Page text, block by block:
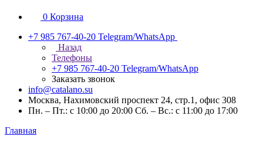
0 Корзина
+7 985 767-40-20 Telegram/WhatsApp
Назад
Телефоны
+7 985 767-40-20 Telegram/WhatsApp
Заказать звонок
info@catalano.su
Москва, Нахимовский проспект 24, стр.1, офис 308
Пн. – Пт.: с 10:00 до 20:00 Сб. – Вс.: с 11:00 до 17:00
Главная